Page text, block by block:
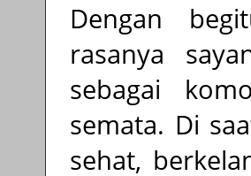
Dengan
rasanya
sebagai
semata. Di
sehat,